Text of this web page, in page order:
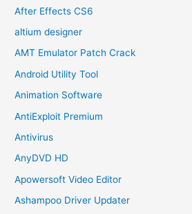
After Effects CS6
altium designer
AMT Emulator Patch Crack
Android Utility Tool
Animation Software
AntiExploit Premium
Antivirus
AnyDVD HD
Apowersoft Video Editor
Ashampoo Driver Updater